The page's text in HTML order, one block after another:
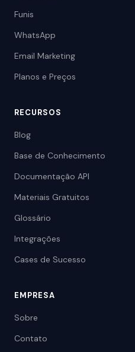
Funis
WhatsApp
Email Marketing
Planos e Preços
RECURSOS
Blog
Base de Conhecimento
Documentação API
Materiais Gratuitos
Glossário
Integrações
Cases de Sucesso
EMPRESA
Sobre
Contato